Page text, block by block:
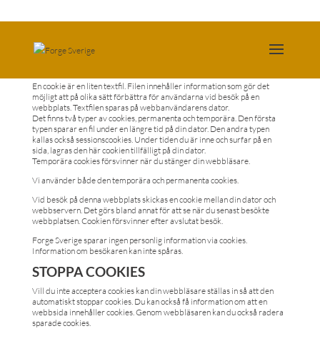
En cookie är en liten textfil. Filen innehåller information som gör det
möjligt att på olika sätt förbättra för användarna vid besök på en
webbplats. Textfilen sparas på webbanvändarens dator.
Det finns två typer av cookies, permanenta och temporära. Den första
typen sparar en fil under en längre tid på din dator. Den andra typen
kallas också sessionscookies. Under tiden du är inne och surfar på en
sida, lagras den här cookien tillfälligt på din dator.
Temporära cookies försvinner när du stänger din webbläsare.
Vi använder både den temporära och permanenta cookies.
Vid besök på denna webbplats skickas en cookie mellan din dator och
webbservern. Det görs bland annat för att se när du senast besökte
webbplatsen. Cookien försvinner efter avslutat besök.
Forge Sverige sparar ingen personlig information via cookies.
Information om besökaren kan inte spåras.
STOPPA COOKIES
Vill du inte acceptera cookies kan din webbläsare ställas in så att den
automatiskt stoppar cookies. Du kan också få information om att en
webbsida innehåller cookies. Genom webbläsaren kan du också radera
sparade cookies.